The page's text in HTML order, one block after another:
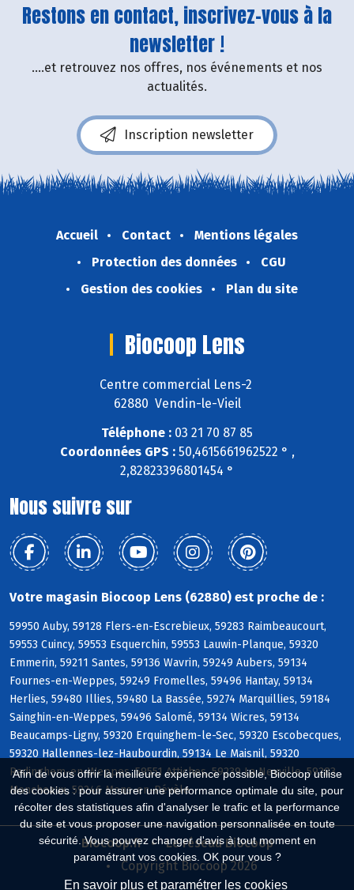
Afin de vous offrir la meilleure expérience possible, Biocoop utilise
des cookies : pour assurer une performance optimale du site, pour
récolter des statistiques afin d'analyser le trafic et la performance
du site et vous proposer une navigation personnalisée en toute
sécurité. Vous pouvez changer d'avis à tout moment en
paramétrant vos cookies. OK pour vous ?
En savoir plus et paramétrer les cookies
Restons en contact, inscrivez-vous à la
newsletter !
....et retrouvez nos offres, nos événements et nos
actualités.
Inscription newsletter
Accueil Contact
Mentions légales
Protection des données
CGU
Gestion des cookies
Plan du site
Biocoop Lens
Centre commercial Lens-2
62880 Vendin-le-Vieil
Téléphone : 03 21 70 87 85
Coordonnées GPS :50,4615661962522 ° ,
2,82823396801454 °
Nous suivre sur
Votre magasin Biocoop Lens (62880) est proche de :
59950 Auby, 59128 Flers-en-Escrebieux, 59283 Raimbeaucourt,
59553 Cuincy, 59553 Esquerchin, 59553 Lauwin-Planque, 59320
Emmerin, 59211 Santes, 59136 Wavrin, 59249 Aubers, 59134
Fournes-en-Weppes, 59249 Fromelles, 59496 Hantay, 59134
Herlies, 59480 Illies, 59480 La Bassée, 59274 Marquillies, 59184
Sainghin-en-Weppes, 59496 Salomé, 59134 Wicres, 59134
Beaucamps-Ligny, 59320 Erquinghem-le-Sec, 59320 Escobecques,
59320 Hallennes-lez-Haubourdin, 59134 Le Maisnil, 59320
Radinghem-en-Weppes, 59551 Attiches, 59239 La Neuville, 59283
Moncheaux, 59246 Mons-en-Pévèle
Biocoop.fr
Le réseau Biocoop
Copyright Biocoop 2026